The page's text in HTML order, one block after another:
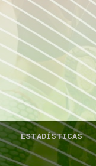
ESTADÍSTICAS